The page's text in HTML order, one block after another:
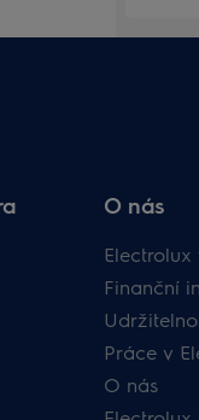
O nás
Finanční
Práce v
O nás